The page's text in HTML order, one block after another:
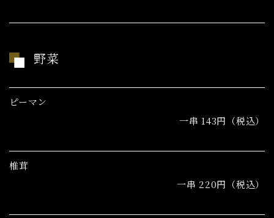
野菜
ピーマン
一串 143円（税込）
椎茸
一串 220円（税込）